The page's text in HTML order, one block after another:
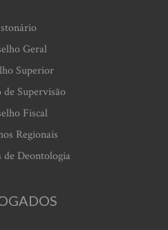
Geral
Superior
de Supervisão
Fiscal
Regionais
de Deontologia